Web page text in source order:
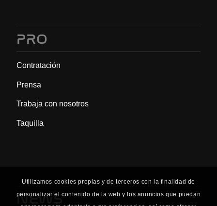
PRO
Contratación
Prensa
Trabaja con nosotros
Taquilla
NEWS
Utilizamos cookies propias y de terceros con la finalidad de
personalizar el contenido de la web y los anuncios que puedan